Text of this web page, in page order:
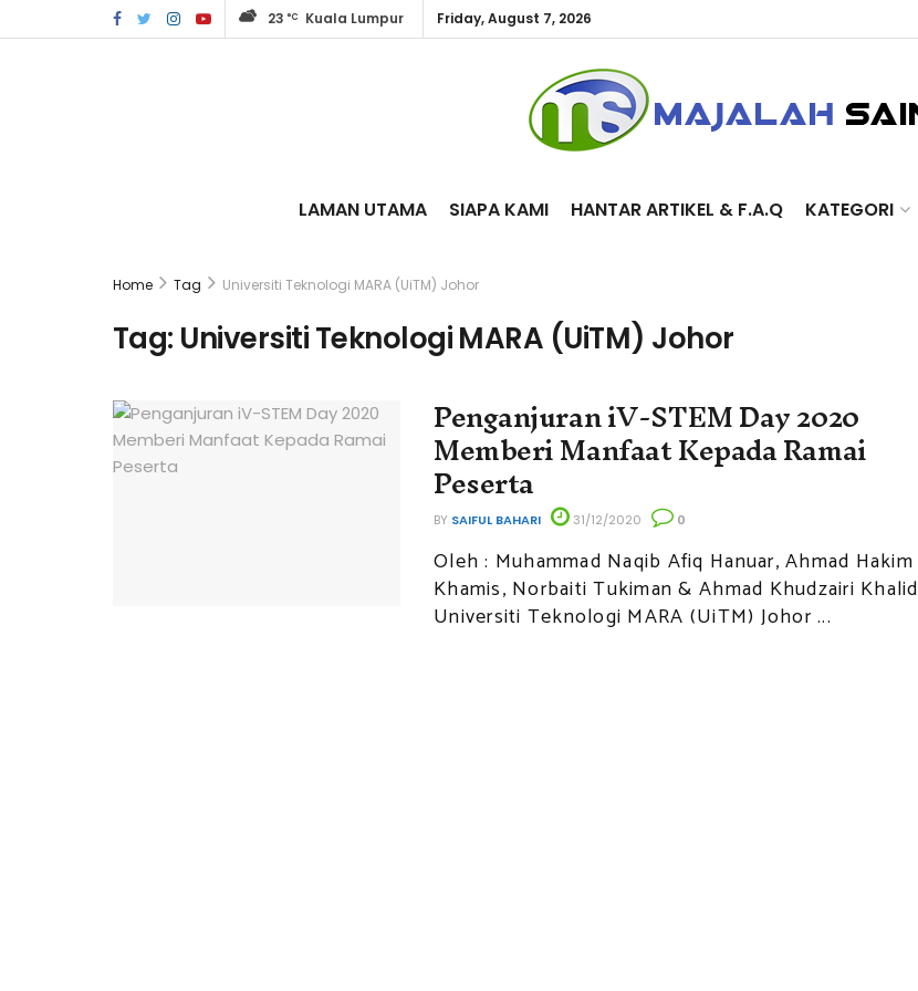
23 °C Kuala Lumpur Friday, August 7, 2026
LAMAN UTAMA SIAPA KAMI HANTAR ARTIKEL & F.A.Q KATEGORI
Home Tag Universiti Teknologi MARA (UiTM) Johor
Tag: Universiti Teknologi MARA (UiTM) Johor
Penganjuran iV-STEM Day 2020
Memberi Manfaat Kepada Ramai
Peserta
BY SAIFUL BAHARI 31/12/2020 0
Oleh : Muhammad Naqib Afiq Hanuar, Ahmad Hakim
Khamis, Norbaiti Tukiman & Ahmad Khudzairi Khalid
Universiti Teknologi MARA (UiTM) Johor ...